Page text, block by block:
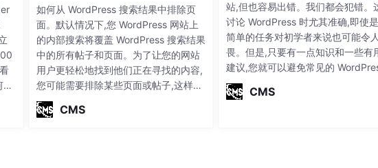
如何从 WordPress 搜索结果中排除页
面。默认情况下,您 WordPress 网站上
的内部搜索将覆盖 WordPress 搜索结果
中的所有帖子和页面。为了让您的网站
用户更轻松地找到他们正在寻找的内容,
您可能需要排除某些页面或帖子,这样它
就不会再出现在这些结果中。 在本文中,
您将学习如何从 WordPress 搜索结果中
CMS
站,但也容易出错。我们都会犯错。
讨论 WordPress 时尤其准确,即使
简单的任务对初学者来说也可能令
畏。但是,只要有一点知识和一些有
建议,您就可以避免常见的
错误,这些错误经常会让人绊倒。
博文中,我们将探讨一些最常见的
CMS